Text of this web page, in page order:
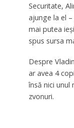
Securitate,
ajunge la el
mai putea
spus sursa
Despre
ar avea 4
însă nici unul
zvonuri.